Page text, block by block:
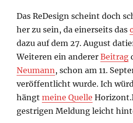
Das ReDesign scheint doch
her zu sein, da einerseits das
dazu auf dem 27. August
Weiteren ein andererBeitrag
Neumann, schon am 11.
veröffentlicht wurde. Ich
hängtmeine Quelle
gestrigen Meldung leicht